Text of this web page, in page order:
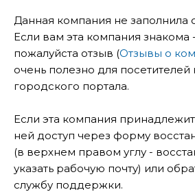
Данная компания не заполнила
Если вам эта компания знакома
пожалуйста отзыв (Отзывы о
очень полезно для
городского портала.
Если эта компания
ней доступ через форму
(в верхнем правом углу -
указать рабочую почту) или
службу поддержки.